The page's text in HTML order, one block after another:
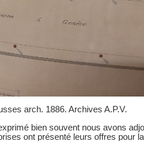
arch. 1886. Archives A.P.V.
bien souvent nous avons
ont présenté leurs offres pour